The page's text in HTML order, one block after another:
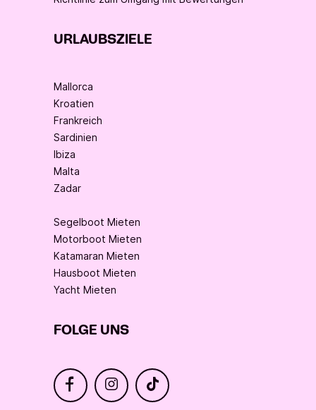
URLAUBSZIELE
Mallorca
Kroatien
Frankreich
Sardinien
Ibiza
Malta
Zadar
Segelboot Mieten
Motorboot Mieten
Katamaran Mieten
Hausboot Mieten
Yacht Mieten
FOLGE UNS